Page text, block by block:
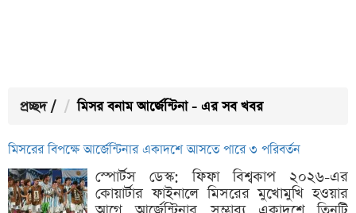
প্রচ্ছদ / মিসর বনাম আর্জেন্টিনা - এর সব খবর
মিসরের বিপক্ষে আর্জেন্টিনার একাদশে আসতে পারে ৩ পরিবর্তন
স্পোর্টস ডেস্ক: ফিফা বিশ্বকাপ ২০২৬-এর
কোয়ার্টার ফাইনালে মিসরের মুখোমুখি হওয়ার